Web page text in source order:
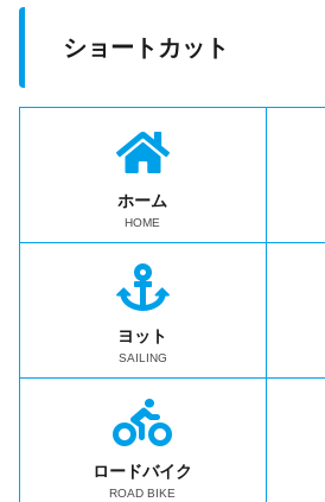
ショートカット
ホーム
HOME
ヨット
SAILING
ロードバイク
ROAD BIKE